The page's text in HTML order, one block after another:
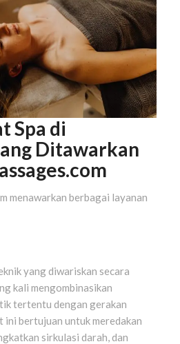
Spa di
Ditawarkan
menawarkan berbagai layanan
yang diwariskan secara
kali mengombinasikan
tertentu dengan gerakan
ini bertujuan untuk meredakan
sirkulasi darah, dan